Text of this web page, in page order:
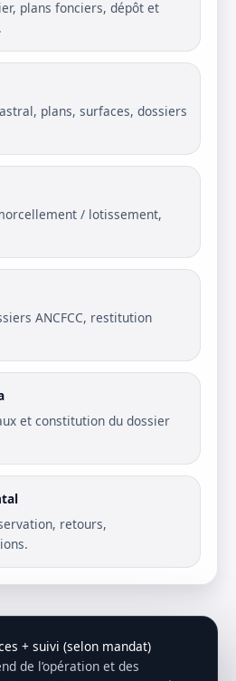
plans fonciers, dépôt et
plans, surfaces, dossiers
/ lotissement,
ANCFCC, restitution
et constitution du dossier
retours,
+ suivi (selon mandat)
de l’opération et des